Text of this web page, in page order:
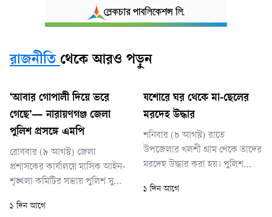
রাজনীতি থেকে আরও পড়ুন
‘আবার গোপালী দিয়ে ভরে
গেছে’— নারায়ণগঞ্জ জেলা
পুলিশ প্রসঙ্গে এমপি
রোববার (৯ আগস্ট) জেলা
প্রশাসকের কার্যালয়ে মাসিক আইন-
শৃঙ্খলা কমিটির সভায় পুলিশ সুপার
তালিকা চান।
১ দিন আগে
যশোরে ঘর থেকে মা-ছেলের
মরদেহ উদ্ধার
শনিবার (৮ আগস্ট) রাতে
উপজেলার খলশী গ্রাম থেকে তাদের
মরদেহ উদ্ধার করা হয়। পুলিশ
ময়নাতদন্তের প্রতিবেদন পাওয়ার
১ দিন আগে